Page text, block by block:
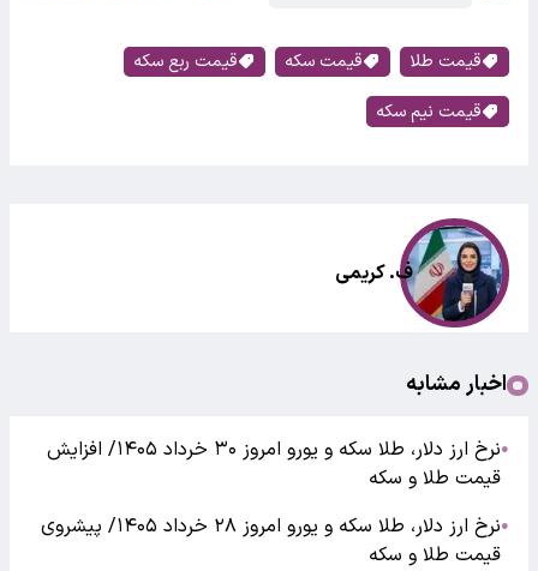
قیمت طلا قیمت سکه
قیمت ربع سکه
قیمت نیم سکه
ف. کریمی
اخبار مشابه
●
نرخ ارز دلار، طلا سکه و یورو امروز ۳۰ خرداد ۱۴۰۵/ افزایش
قیمت طلا و سکه
●
نرخ ارز دلار، طلا سکه و یورو امروز ۲۸ خرداد ۱۴۰۵/ پیشروی
قیمت طلا و سکه